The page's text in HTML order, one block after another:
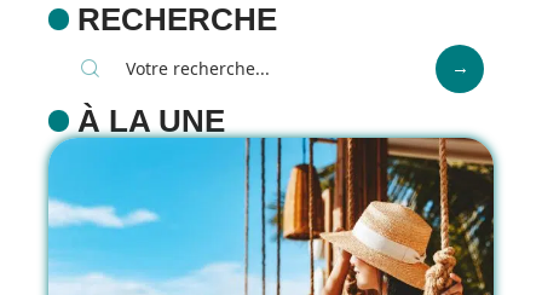
RECHERCHE
À LA UNE